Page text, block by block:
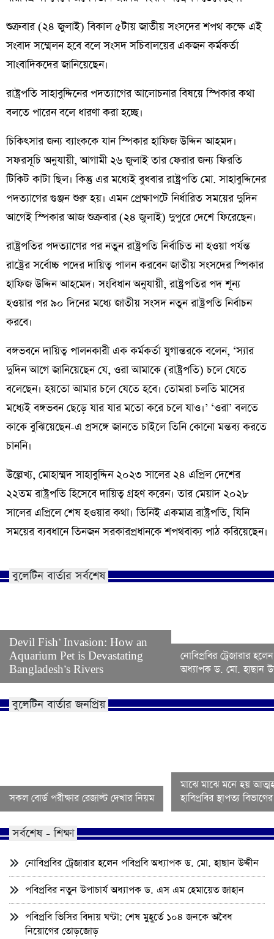
শুক্রবার (২৪ জুলাই) বিকাল ৫টায় জাতীয় সংসদের শপথ কক্ষে এই
সংবাদ সম্মেলন হবে বলে সংসদ সচিবালয়ের একজন কর্মকর্তা
সাংবাদিকদের জানিয়েছেন।
রাষ্ট্রপতি সাহাবুদ্দিনের পদত্যাগের আলোচনার বিষয়ে স্পিকার কথা
বলতে পারেন বলে ধারণা করা হচ্ছে।
চিকিৎসার জন্য ব্যাংককে যান স্পিকার হাফিজ উদ্দিন আহমদ।
সফরসূচি অনুযায়ী, আগামী ২৬ জুলাই তার ফেরার জন্য ফিরতি
টিকিট কাটা ছিল। কিন্তু এর মধ্যেই বুধবার রাষ্ট্রপতি মো. সাহাবুদ্দিনের
পদত্যাগের গুঞ্জন শুরু হয়। এমন প্রেক্ষাপটে নির্ধারিত সময়ের দুদিন
আগেই স্পিকার আজ শুক্রবার (২৪ জুলাই) দুপুরে দেশে ফিরেছেন।
রাষ্ট্রপতির পদত্যাগের পর নতুন রাষ্ট্রপতি নির্বাচিত না হওয়া পর্যন্ত
রাষ্ট্রের সর্বোচ্চ পদের দায়িত্ব পালন করবেন জাতীয় সংসদের স্পিকার
হাফিজ উদ্দিন আহমেদ। সংবিধান অনুযায়ী, রাষ্ট্রপতির পদ শূন্য
হওয়ার পর ৯০ দিনের মধ্যে জাতীয় সংসদ নতুন রাষ্ট্রপতি নির্বাচন
করবে।
বঙ্গভবনে দায়িত্ব পালনকারী এক কর্মকর্তা যুগান্তরকে বলেন, ‘স্যার
দুদিন আগে জানিয়েছেন যে, ওরা আমাকে (রাষ্ট্রপতি) চলে যেতে
বলেছেন। হয়তো আমার চলে যেতে হবে। তোমরা চলতি মাসের
মধ্যেই বঙ্গভবন ছেড়ে যার যার মতো করে চলে যাও।’ ‘ওরা’ বলতে
কাকে বুঝিয়েছেন-এ প্রসঙ্গে জানতে চাইলে তিনি কোনো মন্তব্য করতে
চাননি।
উল্লেখ্য, মোহাম্মদ সাহাবুদ্দিন ২০২৩ সালের ২৪ এপ্রিল দেশের
২২তম রাষ্ট্রপতি হিসেবে দায়িত্ব গ্রহণ করেন। তার মেয়াদ ২০২৮
সালের এপ্রিলে শেষ হওয়ার কথা। তিনিই একমাত্র রাষ্ট্রপতি, যিনি
সময়ের ব্যবধানে তিনজন সরকারপ্রধানকে শপথবাক্য পাঠ করিয়েছেন।
বুলেটিন বার্তার সর্বশেষ
Devil Fish’ Invasion: How an
Aquarium Pet is Devastating
Bangladesh’s Rivers
নোবিপ্রবির ট্রেজারার
অধ্যাপক ড. মো. হাছান
বুলেটিন বার্তার জনপ্রিয়
সকল বোর্ড পরীক্ষার রেজাল্ট দেখার নিয়ম
মাঝে মাঝে মনে হয়
হাবিপ্রবির স্থাপত্য
সর্বশেষ - শিক্ষা
নোবিপ্রবির ট্রেজারার হলেন পবিপ্রবি অধ্যাপক ড. মো. হাছান উদ্দীন
পবিপ্রবির নতুন উপাচার্য অধ্যাপক ড. এস এম হেমায়েত জাহান
পবিপ্রবি ভিসির বিদায় ঘণ্টা: শেষ মুহূর্তে ১০৪ জনকে অবৈধ
নিয়োগের তোড়জোড়